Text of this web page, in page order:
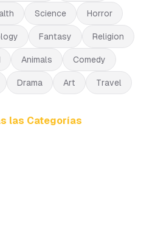
Science Horror
Fantasy Religion
Animals Comedy
Drama Art Travel
las Categorías